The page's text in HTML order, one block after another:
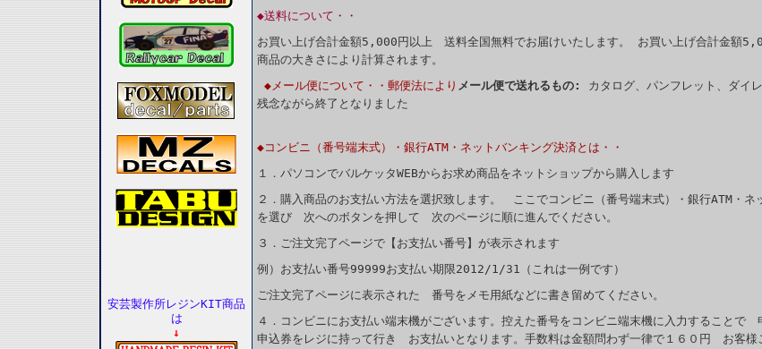
安芸製作所レジンKIT商品
は
↓
◆送料について・・
お買い上げ合計金額5,000円以上 送料全国無料でお届けいたします。 お買い上げ合計金額
商品の大きさにより計算されます。
◆メール便について・・郵便法により メール便で送れるもの:
カタログ、パンフレット、ダイ
残念ながら終了となりました
◆コンビニ（番号端末式）・銀行ATM・ネットバンキング決済とは・・
１．パソコンでバルケッタWEBからお求め商品をネットショップから購入します
２．購入商品のお支払い方法を選択致します。 ここでコンビニ（番号端末式）・銀行ATM・ネ
を選び 次へのボタンを押して 次のページに順に進んでください。
３．ご注文完了ページで【お支払い番号】が表示されます
例）お支払い番号99999お支払い期限2012/1/31（これは一例です）
ご注文完了ページに表示された 番号をメモ用紙などに書き留めてください。
４．コンビニにお支払い端末機がございます。控えた番号をコンビニ端末機に入力することで
申込券をレジに持って行き お支払いとなります。手数料は金額問わず一律で１６０円 お客様